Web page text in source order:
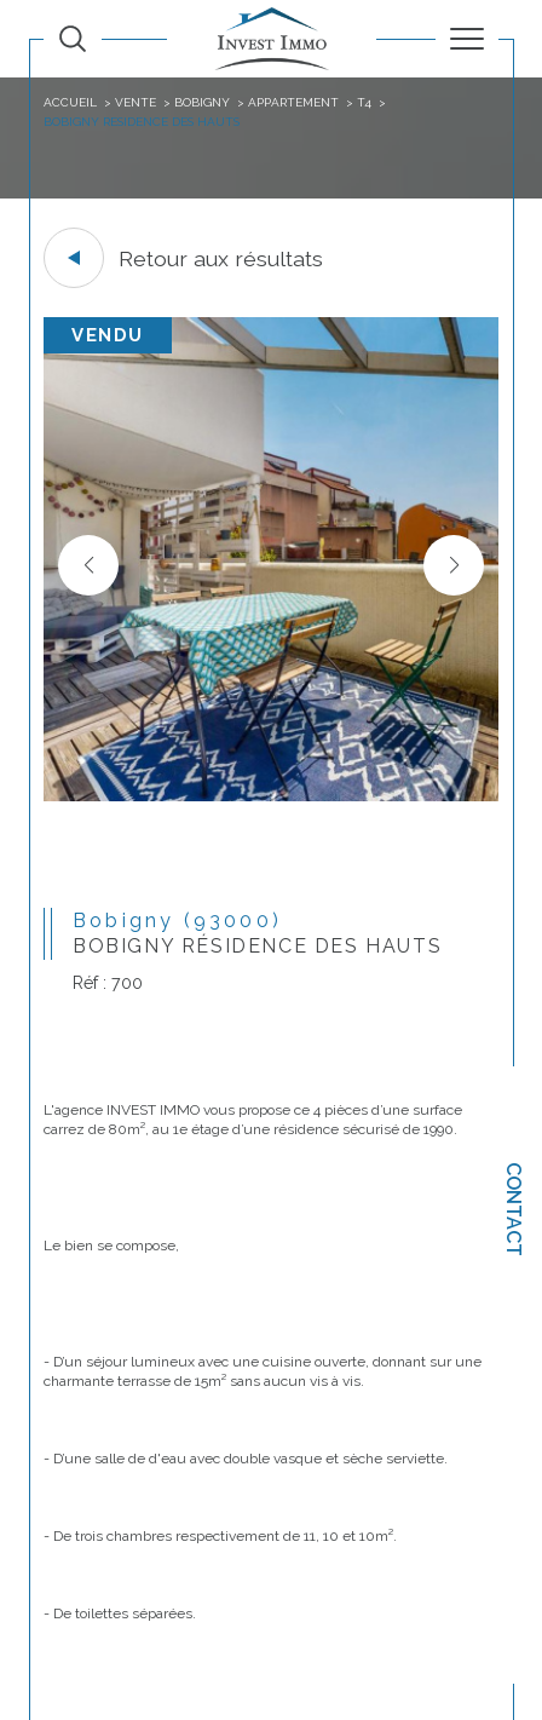
CONTACT
ACCUEIL VENTE BOBIGNY APPARTEMENT
T4
BOBIGNY RESIDENCE DES HAUTS
Retour aux résultats
VENDU
Bobigny (93000)
BOBIGNY RÉSIDENCE DES HAUTS
Réf : 700
L'agence INVEST IMMO vous propose ce 4 pièces d’une surface
carrez de 80m², au 1e étage d’une résidence sécurisé de 1990.
Le bien se compose,
- D’un séjour lumineux avec une cuisine ouverte, donnant sur une
charmante terrasse de 15m² sans aucun vis à vis.
- D’une salle de d'eau avec double vasque et sèche serviette.
- De trois chambres respectivement de 11, 10 et 10m².
- De toilettes séparées.